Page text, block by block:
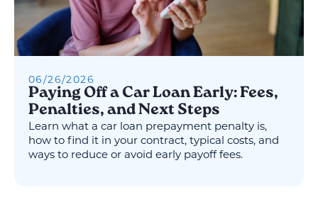
06/26/2026
Paying Off a Car Loan Early: Fees,
Penalties, and Next Steps
Learn what a car loan prepayment penalty is,
how to find it in your contract, typical costs, and
ways to reduce or avoid early payoff fees.